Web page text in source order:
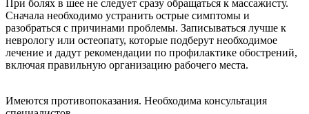
При болях в шее не следует сразу обращаться к массажисту.
Сначала необходимо устранить острые симптомы и
разобраться с причинами проблемы. Записываться лучше к
неврологу или остеопату, которые подберут необходимое
лечение и дадут рекомендации по профилактике обострений,
включая правильную организацию рабочего места.
Имеются противопоказания. Необходима консультация